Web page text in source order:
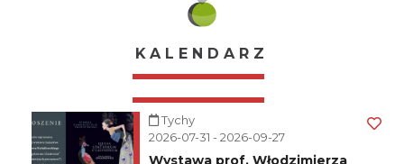
KALENDARZ
Tychy
2026-07-31 - 2026-09-27
Wystawa prof. Włodzimierza